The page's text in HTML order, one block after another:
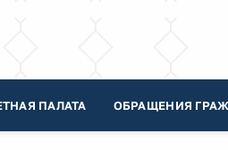
ПАЛАТА ОБРАЩЕНИЯ